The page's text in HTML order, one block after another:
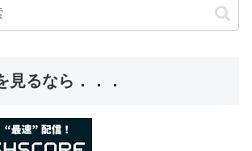
見るなら．．．